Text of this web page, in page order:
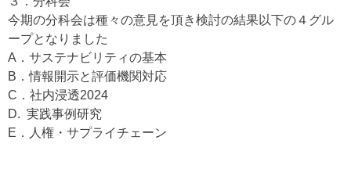
今期の分科会は種々の意見を頂き検討の結果以下の４グル
ープとなりました
A．サステナビリティの基本
B．情報開示と評価機関対応
C．社内浸透2024
D. 実践事例研究
E．人権・サプライチェーン